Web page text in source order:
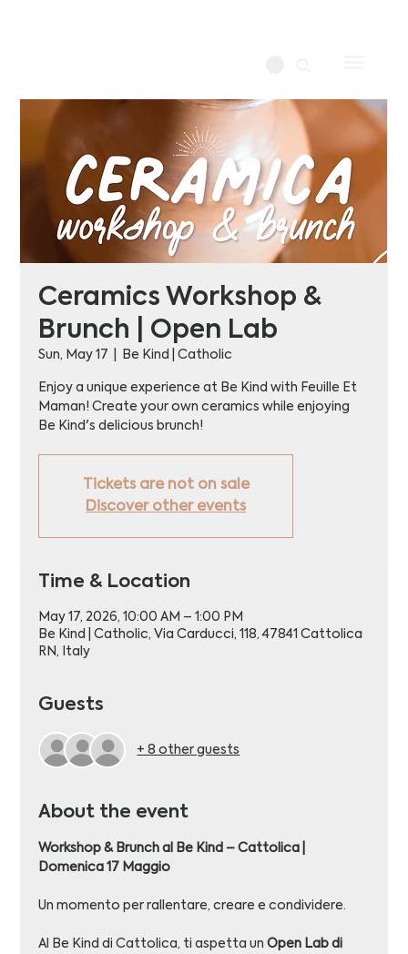
Ceramics Workshop &
Brunch | Open Lab
Sun, May 17 Be Kind | Catholic
Enjoy a unique experience at Be Kind with Feuille Et
Maman! Create your own ceramics while enjoying
Be Kind's delicious brunch!
Tickets are not on sale
Discover other events
Time & Location
May 17, 2026, 10:00 AM – 1:00 PM
Be Kind | Catholic, Via Carducci, 118, 47841 Cattolica
RN, Italy
Guests
+ 8 other guests
About the event
Workshop & Brunch al Be Kind – Cattolica |
Domenica 17 Maggio
Un momento per rallentare, creare e condividere.
Al Be Kind di Cattolica, ti aspetta un Open Lab di